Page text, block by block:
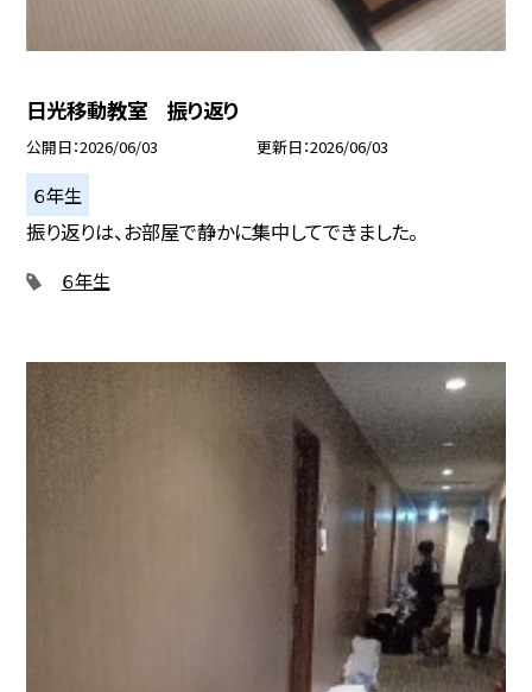
日光移動教室 振り返り
公開日 2026/06/03 更新日 2026/06/03
６年生
振り返りは、お部屋で静かに集中してできました。
６年生